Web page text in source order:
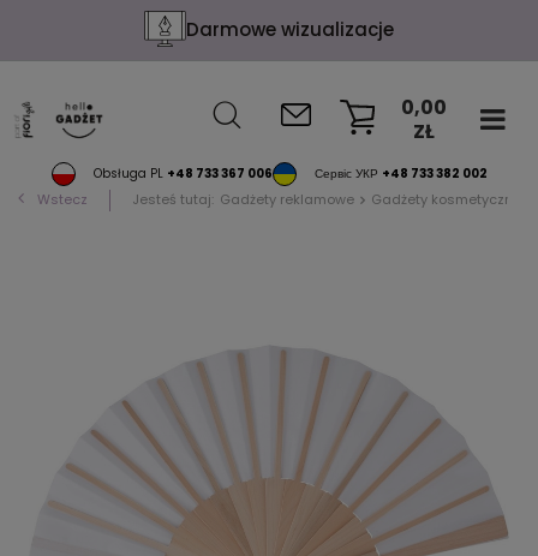
Darmowe wizualizacje
Obsługa PL +48 733 367 006 Сервіс УКР +48 733 382 002
0,00
ZŁ
Wstecz Jesteś tutaj: Gadżety reklamowe Gadżety kosmetyczne i